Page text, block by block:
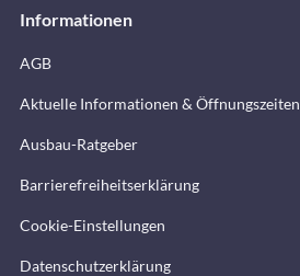
Informationen
AGB
Aktuelle Informationen & Öffnungszeiten
Ausbau-Ratgeber
Barrierefreiheitserklärung
Cookie-Einstellungen
Datenschutzerklärung